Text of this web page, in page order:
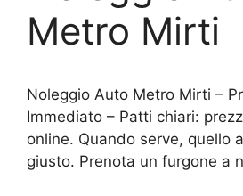
Metro Mirti
Noleggio Auto Metro Mirti –
Immediato – Patti chiari:
online. Quando serve, quello
giusto. Prenota un furgone a